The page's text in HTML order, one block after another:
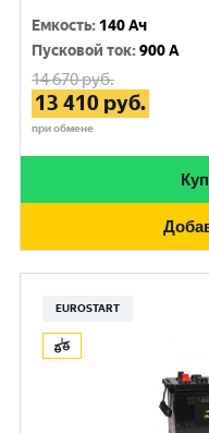
Емкость: 140 Ач
Пусковой ток:900 A
14 670руб.
13 410 руб.
при обмене
EUROSTART